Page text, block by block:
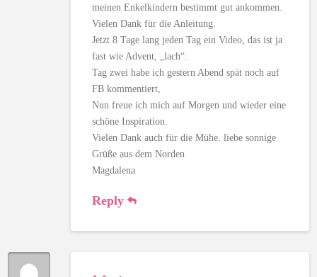
meinen Enkelkindern bestimmt gut ankommen.
Vielen Dank für die Anleitung.
Jetzt 8 Tage lang jeden Tag ein Video, das ist ja
fast wie Advent, „lach“.
Tag zwei habe ich gestern Abend spät noch auf
FB kommentiert,
Nun freue ich mich auf Morgen und wieder eine
schöne Inspiration.
Vielen Dank auch für die Mühe. liebe sonnige
Grüße aus dem Norden
Magdalena
Reply